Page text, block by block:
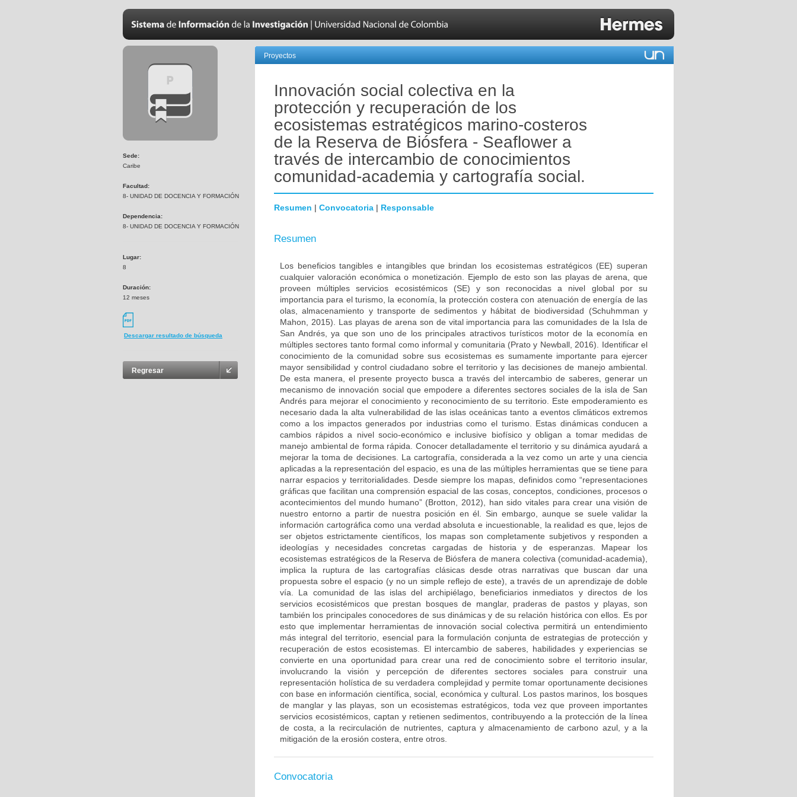
Sede:
Caribe
Facultad:
8- UNIDAD DE DOCENCIA Y FORMACIÓN
Dependencia:
8- UNIDAD DE DOCENCIA Y FORMACIÓN
Lugar:
8
Duración:
12 meses
Descargar resultado de búsqueda
Regresar
Proyectos
Innovación social colectiva en la
protección y recuperación de los
ecosistemas estratégicos marino-costeros
de la Reserva de Biósfera - Seaflower a
través de intercambio de conocimientos
comunidad-academia y cartografía social.
Resumen | Convocatoria | Responsable
Resumen
Los beneficios tangibles e intangibles que brindan los ecosistemas estratégicos (EE) superan
cualquier valoración económica o monetización. Ejemplo de esto son las playas de arena, que
proveen múltiples servicios ecosistémicos (SE) y son reconocidas a nivel global por su
importancia para el turismo, la economía, la protección costera con atenuación de energía de las
olas, almacenamiento y transporte de sedimentos y hábitat de biodiversidad (Schuhmman y
Mahon, 2015). Las playas de arena son de vital importancia para las comunidades de la Isla de
San Andrés, ya que son uno de los principales atractivos turísticos motor de la economía en
múltiples sectores tanto formal como informal y comunitaria (Prato y Newball, 2016). Identificar el
conocimiento de la comunidad sobre sus ecosistemas es sumamente importante para ejercer
mayor sensibilidad y control ciudadano sobre el territorio y las decisiones de manejo ambiental.
De esta manera, el presente proyecto busca a través del intercambio de saberes, generar un
mecanismo de innovación social que empodere a diferentes sectores sociales de la isla de San
Andrés para mejorar el conocimiento y reconocimiento de su territorio. Este empoderamiento es
necesario dada la alta vulnerabilidad de las islas oceánicas tanto a eventos climáticos extremos
como a los impactos generados por industrias como el turismo. Estas dinámicas conducen a
cambios rápidos a nivel socio-económico e inclusive biofísico y obligan a tomar medidas de
manejo ambiental de forma rápida. Conocer detalladamente el territorio y su dinámica ayudará a
mejorar la toma de decisiones. La cartografía, considerada a la vez como un arte y una ciencia
aplicadas a la representación del espacio, es una de las múltiples herramientas que se tiene para
narrar espacios y territorialidades. Desde siempre los mapas, definidos como “representaciones
gráficas que facilitan una comprensión espacial de las cosas, conceptos, condiciones, procesos o
acontecimientos del mundo humano” (Brotton, 2012), han sido vitales para crear una visión de
nuestro entorno a partir de nuestra posición en él. Sin embargo, aunque se suele validar la
información cartográfica como una verdad absoluta e incuestionable, la realidad es que, lejos de
ser objetos estrictamente científicos, los mapas son completamente subjetivos y responden a
ideologías y necesidades concretas cargadas de historia y de esperanzas. Mapear los
ecosistemas estratégicos de la Reserva de Biósfera de manera colectiva (comunidad-academia),
implica la ruptura de las cartografías clásicas desde otras narrativas que buscan dar una
propuesta sobre el espacio (y no un simple reflejo de este), a través de un aprendizaje de doble
vía. La comunidad de las islas del archipiélago, beneficiarios inmediatos y directos de los
servicios ecosistémicos que prestan bosques de manglar, praderas de pastos y playas, son
también los principales conocedores de sus dinámicas y de su relación histórica con ellos. Es por
esto que implementar herramientas de innovación social colectiva permitirá un entendimiento
más integral del territorio, esencial para la formulación conjunta de estrategias de protección y
recuperación de estos ecosistemas. El intercambio de saberes, habilidades y experiencias se
convierte en una oportunidad para crear una red de conocimiento sobre el territorio insular,
involucrando la visión y percepción de diferentes sectores sociales para construir una
representación holística de su verdadera complejidad y permite tomar oportunamente decisiones
con base en información científica, social, económica y cultural. Los pastos marinos, los bosques
de manglar y las playas, son un ecosistemas estratégicos, toda vez que proveen importantes
servicios ecosistémicos, captan y retienen sedimentos, contribuyendo a la protección de la línea
de costa, a la recirculación de nutrientes, captura y almacenamiento de carbono azul, y a la
mitigación de la erosión costera, entre otros.
Convocatoria